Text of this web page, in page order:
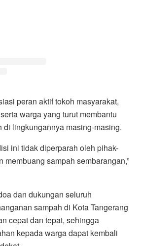
peran aktif tokoh masyarakat,
warga yang turut membantu
di lingkungannya masing-masing.
ini tidak diperparah oleh pihak-
membuang sampah sembarangan,”
dan dukungan seluruh
sampah di Kota Tangerang
cepat dan tepat, sehingga
kepada warga dapat kembali